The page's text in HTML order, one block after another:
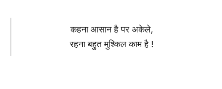
कहना आसान है पर अकेले,
रहना बहुत मुश्किल काम है !